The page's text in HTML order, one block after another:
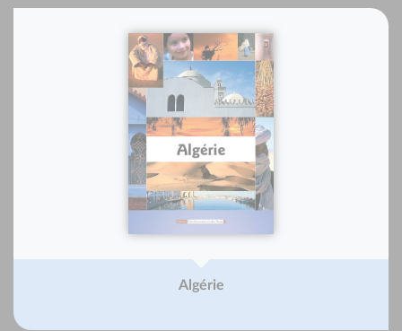
Algérie